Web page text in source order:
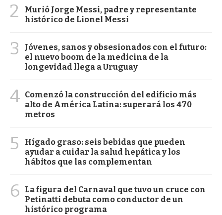
2
Murió Jorge Messi, padre y representante
histórico de Lionel Messi
3
Jóvenes, sanos y obsesionados con el futuro:
el nuevo boom de la medicina de la
longevidad llega a Uruguay
4 Comenzó la construcción del edificio más
alto de América Latina: superará los 470
metros
5
Hígado graso: seis bebidas que pueden
ayudar a cuidar la salud hepática y los
hábitos que las complementan
6
La figura del Carnaval que tuvo un cruce con
Petinatti debuta como conductor de un
histórico programa